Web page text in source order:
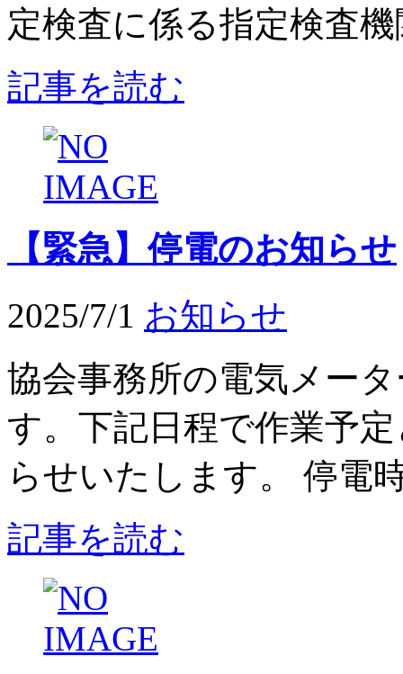
定検査に係る指定検査
記事を読む
【緊急】停電のお知らせ
2025/7/1 お知らせ
協会事務所の電気メー
す。下記日程で作業予
らせいたします。 停電
記事を読む